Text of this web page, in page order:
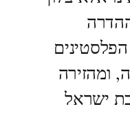
ומהזירה
ישראל